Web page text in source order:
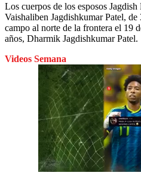
Los cuerpos de los esposos
Vaishaliben Jagdishkumar Patel,
campo al norte de la frontera el 19
años, Dharmik Jagdishkumar Patel.
Videos Semana